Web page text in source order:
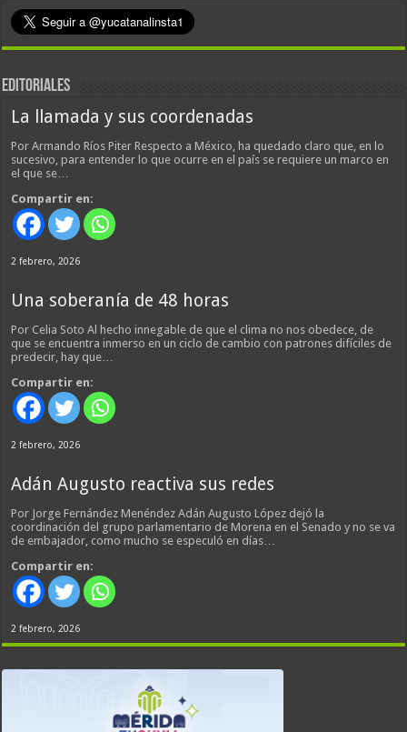
EDITORIALES
La llamada y sus coordenadas
Por Armando Ríos Piter Respecto a México, ha quedado claro que, en lo
sucesivo, para entender lo que ocurre en el país se requiere un marco en
el que se…
Compartir en:
2 febrero, 2026
Una soberanía de 48 horas
Por Celia Soto Al hecho innegable de que el clima no nos obedece, de
que se encuentra inmerso en un ciclo de cambio con patrones difíciles de
predecir, hay que…
Compartir en:
2 febrero, 2026
Adán Augusto reactiva sus redes
Por Jorge Fernández Menéndez Adán Augusto López dejó la
coordinación del grupo parlamentario de Morena en el Senado y no se va
de embajador, como mucho se especuló en días…
Compartir en:
2 febrero, 2026